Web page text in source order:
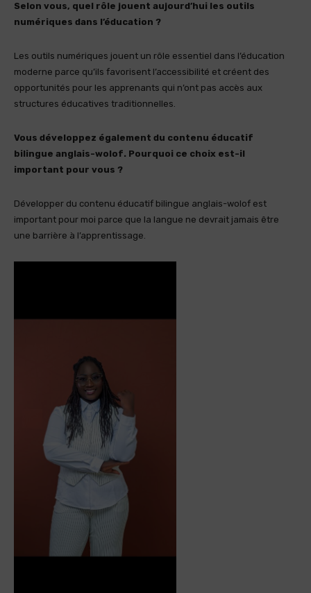
Selon vous, quel rôle jouent aujourd’hui les outils
numériques dans l’éducation ?
Les outils numériques jouent un rôle essentiel dans l’éducation
moderne parce qu’ils favorisent l’accessibilité et créent des
opportunités pour les apprenants qui n’ont pas accès aux
structures éducatives traditionnelles.
Vous développez également du contenu éducatif
bilingue anglais-wolof. Pourquoi ce choix est-il
important pour vous ?
Développer du contenu éducatif bilingue anglais-wolof est
important pour moi parce que la langue ne devrait jamais être
une barrière à l’apprentissage.